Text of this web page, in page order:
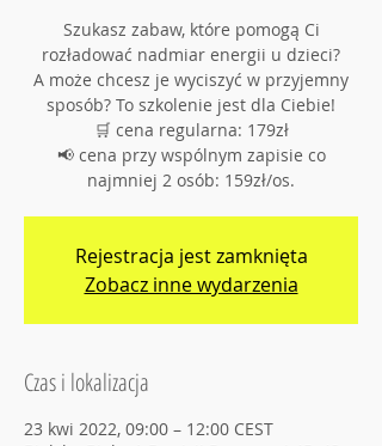
Szukasz zabaw, które pomogą Ci
rozładować nadmiar energii u dzieci?
A może chcesz je wyciszyć w przyjemny
sposób? To szkolenie jest dla Ciebie!
🛒 cena regularna: 179zł
📢 cena przy wspólnym zapisie co
najmniej 2 osób: 159zł/os.
Rejestracja jest zamknięta
Zobacz inne wydarzenia
Czas i lokalizacja
23 kwi 2022, 09:00 – 12:00 CEST